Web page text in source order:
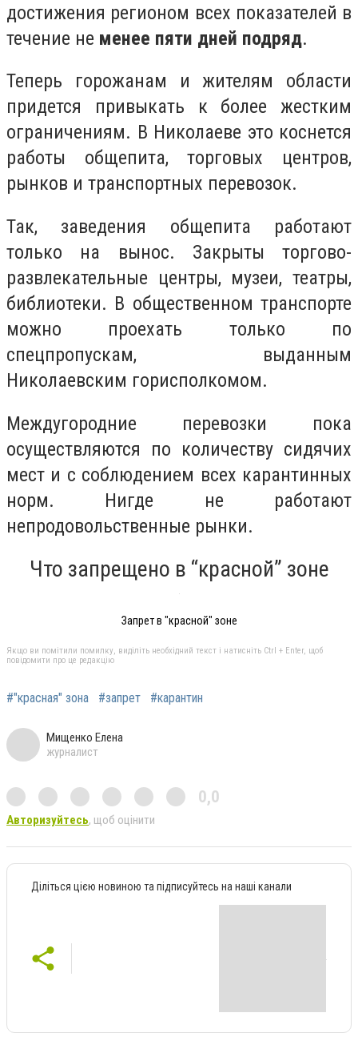
достижения регионом всех показателей в
течение не менее пяти дней подряд.
Теперь горожанам и жителям области
придется привыкать к более жестким
ограничениям. В Николаеве это коснется
работы общепита, торговых центров,
рынков и транспортных перевозок.
Так, заведения общепита работают
только на вынос. Закрыты торгово-
развлекательные центры, музеи, театры,
библиотеки. В общественном транспорте
можно проехать только по
спецпропускам, выданным
Николаевским горисполкомом.
Междугородние перевозки пока
осуществляются по количеству сидячих
мест и с соблюдением всех карантинных
норм. Нигде не работают
непродовольственные рынки.
Что запрещено в “красной” зоне
Запрет в "красной" зоне
Якщо ви помітили помилку, виділіть необхідний текст і натисніть Ctrl + Enter, щоб
повідомити про це редакцію
#"красная" зона #запрет #карантин
Мищенко Елена
журналист
0,0
Авторизуйтесь, щоб оцінити
Діліться цією новиною та підписуйтесь на наші канали